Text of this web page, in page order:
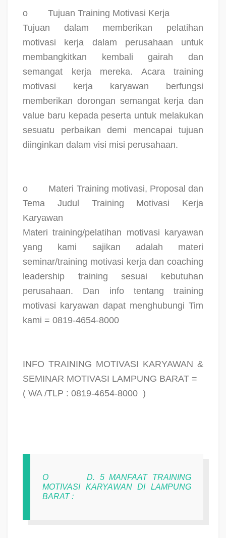
o
Tujuan Training Motivasi Kerja
Tujuan dalam memberikan pelatihan
motivasi kerja dalam perusahaan untuk
membangkitkan kembali gairah dan
semangat kerja mereka. Acara training
motivasi kerja karyawan berfungsi
memberikan dorongan semangat kerja dan
value baru kepada peserta untuk melakukan
sesuatu perbaikan demi mencapai tujuan
diinginkan dalam visi misi perusahaan.
o
Materi Training motivasi, Proposal dan
Tema Judul Training Motivasi Kerja
Karyawan
Materi training/pelatihan motivasi karyawan
yang kami sajikan adalah materi
seminar/training motivasi kerja dan coaching
leadership training sesuai kebutuhan
perusahaan. Dan info tentang training
motivasi karyawan dapat menghubungi Tim
kami = 0819-4654-8000
INFO TRAINING MOTIVASI KARYAWAN &
SEMINAR MOTIVASI LAMPUNG BARAT =
( WA /TLP : 0819-4654-8000 )
O
D. 5 MANFAAT TRAINING
MOTIVASI KARYAWAN DI LAMPUNG
BARAT :